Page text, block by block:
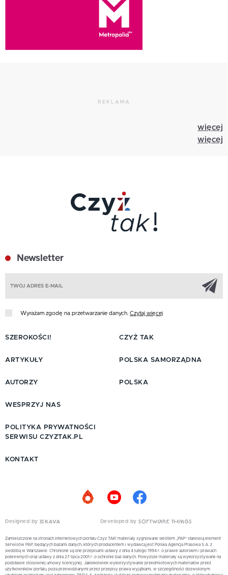
REKLAMA
więcej
więcej
Newsletter
Wyrażam zgodę na przetwarzanie danych. Czytaj więcej
SZEROKOŚCI!
ARTYKUŁY
AUTORZY
CZYŻ TAK
POLSKA SAMORZĄDNA
POLSKA
WESPRZYJ NAS
POLITYKA PRYWATNOŚCI
SERWISU CZYZTAK.PL
KONTAKT
Designed by Developed by
Zamieszczone na stronach internetowych portalu Czyż TAK! materiały sygnowane skrótem „PAP” stanowią element
Serwisów PAP, będących bazami danych, których producentem i wydawcą jest Polska Agencja Prasowa S.A. z
siedzibą w Warszawie. Chronione są one przepisami ustawy z dnia 4 lutego 1994 r. o prawie autorskim i prawach
pokrewnych oraz ustawy z dnia 27 lipca 2001 r. o ochronie baz danych. Powyższe materiały są wykorzystywane na
podstawie stosownej umowy licencyjnej. Jakiekolwiek wykorzystywanie przedmiotowych materiałów przez
użytkowników portalu, poza przewidzianymi przez przepisy prawa wyjątkami, w szczególności dozwolonym